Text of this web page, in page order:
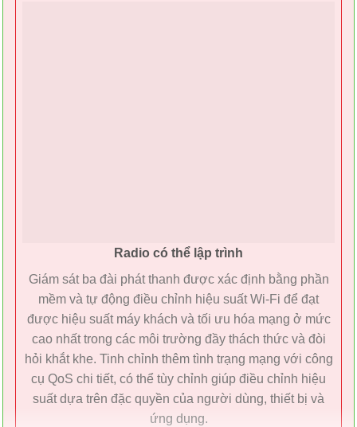
Radio có thể lập trình
Giám sát ba đài phát thanh được xác định bằng phần
mềm và tự động điều chỉnh hiệu suất Wi-Fi để đạt
được hiệu suất máy khách và tối ưu hóa mạng ở mức
cao nhất trong các môi trường đầy thách thức và đòi
hỏi khắt khe. Tinh chỉnh thêm tình trạng mạng với công
cụ QoS chi tiết, có thể tùy chỉnh giúp điều chỉnh hiệu
suất dựa trên đặc quyền của người dùng, thiết bị và
ứng dụng.